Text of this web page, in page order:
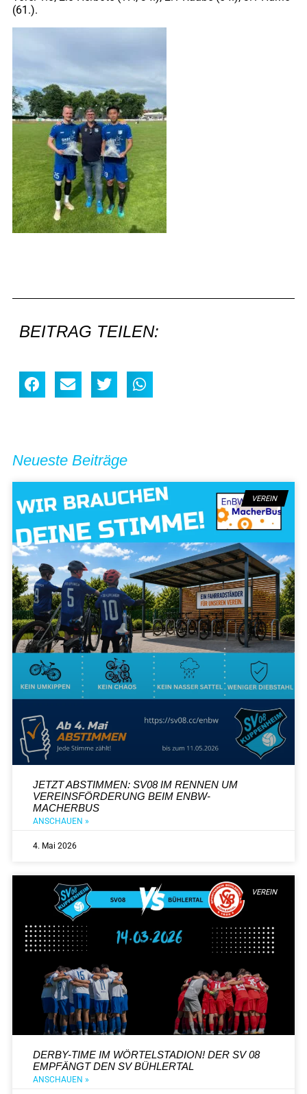
(61.).
BEITRAG TEILEN:
Neueste Beiträge
VEREIN
JETZT ABSTIMMEN: SV08 IM RENNEN UM
VEREINSFÖRDERUNG BEIM ENBW-
MACHERBUS
ANSCHAUEN »
4. Mai 2026
VEREIN
DERBY-TIME IM WÖRTELSTADION! DER SV 08
EMPFÄNGT DEN SV BÜHLERTAL
ANSCHAUEN »